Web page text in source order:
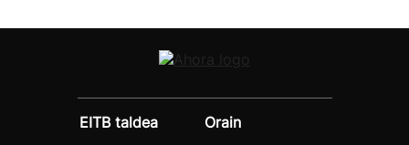
EITB taldea
Orain